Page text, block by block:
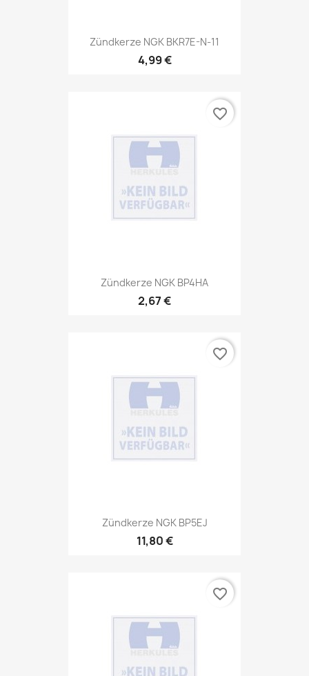
Zündkerze NGK BKR7E-N-11
4,99 €
Zündkerze NGK BP4HA
2,67 €
favorite_border
Zündkerze NGK BP5EJ
11,80 €
favorite_border
favorite_border